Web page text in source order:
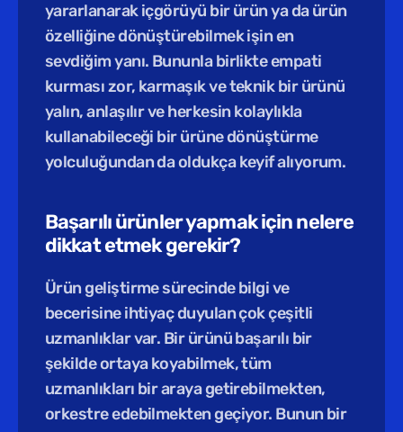
yararlanarak içgörüyü bir ürün ya da ürün
özelliğine dönüştürebilmek işin en
sevdiğim yanı. Bununla birlikte empati
kurması zor, karmaşık ve teknik bir ürünü
yalın, anlaşılır ve herkesin kolaylıkla
kullanabileceği bir ürüne dönüştürme
yolculuğundan da oldukça keyif alıyorum.
Başarılı ürünler yapmak için nelere
dikkat etmek gerekir?
Ürün geliştirme sürecinde bilgi ve
becerisine ihtiyaç duyulan çok çeşitli
uzmanlıklar var. Bir ürünü başarılı bir
şekilde ortaya koyabilmek, tüm
uzmanlıkları bir araya getirebilmekten,
orkestre edebilmekten geçiyor. Bunun bir